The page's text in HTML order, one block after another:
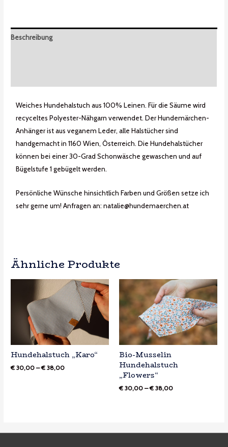
Beschreibung
Weiches Hundehalstuch aus 100% Leinen. Für die Säume wird
recyceltes Polyester-Nähgarn verwendet. Der Hundemärchen-
Anhänger ist aus veganem Leder, alle Halstücher sind
handgemacht in 1160 Wien, Österreich. Die Hundehalstücher
können bei einer 30-Grad Schonwäsche gewaschen und auf
Bügelstufe 1 gebügelt werden.
Persönliche Wünsche hinsichtlich Farben und Größen setze ich
sehr gerne um! Anfragen an: natalie@hundemaerchen.at
Ähnliche Produkte
Hundehalstuch „Karo“
€ 30,00 –€ 38,00
Bio-Musselin
Hundehalstuch
„Flowers“
€ 30,00 –€ 38,00